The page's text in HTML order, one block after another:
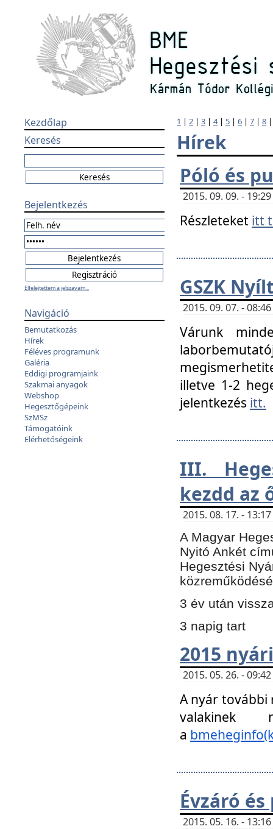
Kezdőlap
Keresés
Bejelentkezés
Elfelejtettem a jelszavam...
Navigáció
Bemutatkozás
Hírek
Féléves programunk
Galéria
Eddigi programjaink
Szakmai anyagok
Webshop
Hegesztőgépeink
SzMSz
Támogatóink
Elérhetőségeink
1 | 2 | 3 | 4| 5 | 6 | 7 | 8
Hírek
Póló és
2015. 09. 09. -
Részleteket itt
GSZK
2015. 09. 07. -
Várunk
illetve 1-2
jelentkezés itt.
III.
kezdd az
2015. 08. 17. -
A Magyar
Nyitó Ankét
Hegesztési
3 év után
3 napig tart
2015
2015. 05. 26. -
A nyár további
a
Évzáró
2015. 05. 16. -